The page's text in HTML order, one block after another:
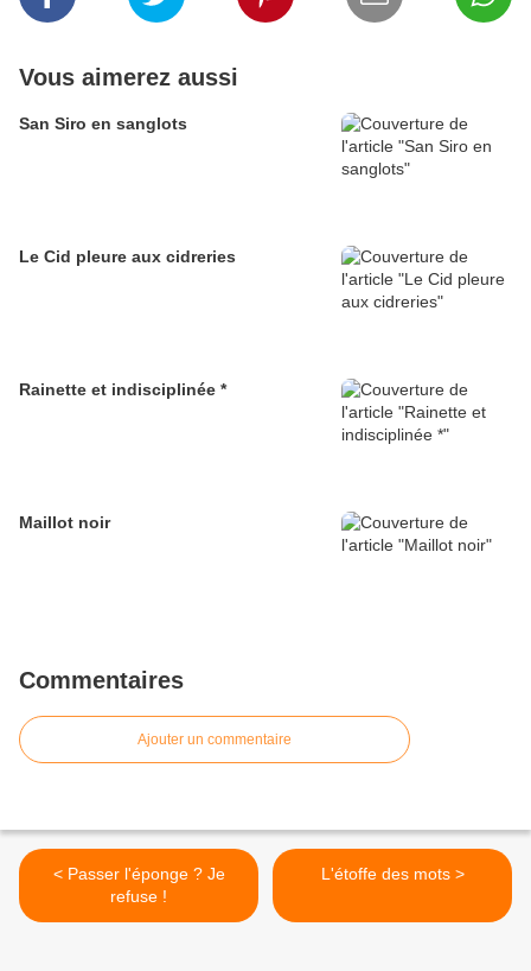
Vous aimerez aussi
San Siro en sanglots
Le Cid pleure aux cidreries
Rainette et indisciplinée *
Maillot noir
Commentaires
Ajouter un commentaire
< Passer l'éponge ? Je
refuse !
L'étoffe des mots >